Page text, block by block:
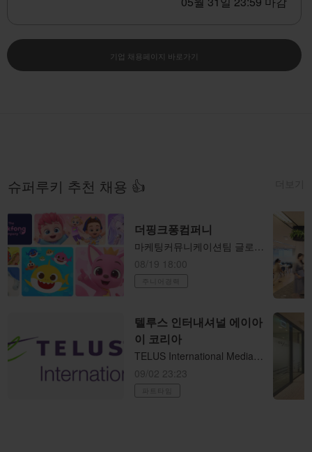
기업 채용페이지 바로가기
슈퍼루키 추천 채용 👍
더핑크퐁컴퍼니
08/19 18:00
텔루스 인터내셔널 에이아
이 코리아
09/02 23:23